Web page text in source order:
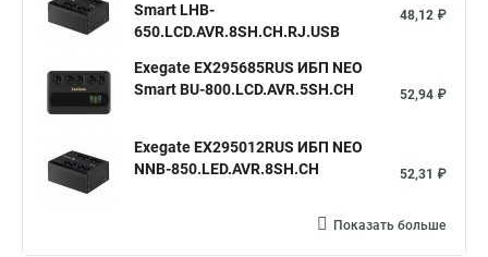
Smart LHB-
650.LCD.AVR.8SH.CH.RJ.USB
48,12 ₽
Exegate EX295685RUS ИБП NEO
Smart BU-800.LCD.AVR.5SH.CH
52,94 ₽
Exegate EX295012RUS ИБП NEO
NNB-850.LED.AVR.8SH.CH
52,31 ₽
Показать больше